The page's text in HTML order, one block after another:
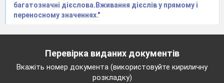
169 слів
За К. Ґудзик
багатозначні дієслова.Вживання дієслів у прямому і
переносному значеннях."
Перевірка виданих документів
Вкажіть номер документа (використовуйте кириличну
розкладку)